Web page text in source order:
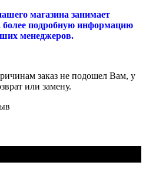
магазина занимает
более подробную информацию
менеджеров.
заказ не подошел Вам, у
или замену.